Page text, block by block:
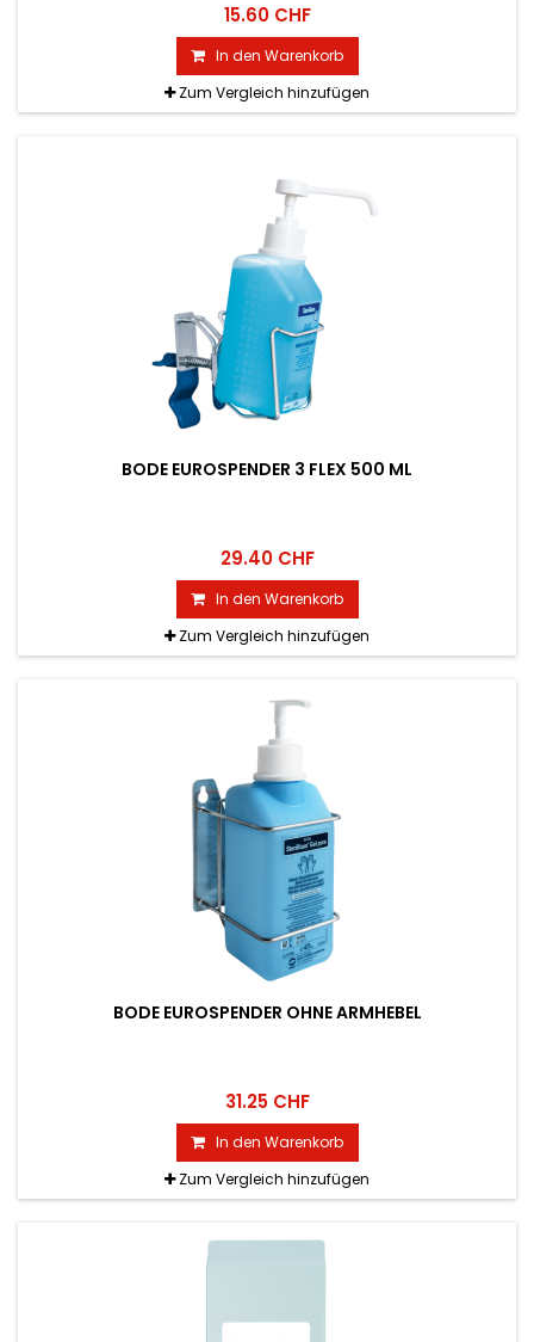
15.60 CHF
In den Warenkorb
Zum Vergleich hinzufügen
BODE EUROSPENDER 3 FLEX 500 ML
29.40 CHF
In den Warenkorb
Zum Vergleich hinzufügen
BODE EUROSPENDER OHNE ARMHEBEL
31.25 CHF
In den Warenkorb
Zum Vergleich hinzufügen